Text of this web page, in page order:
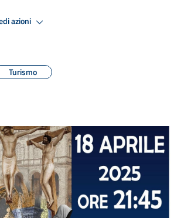
azioni
Turismo